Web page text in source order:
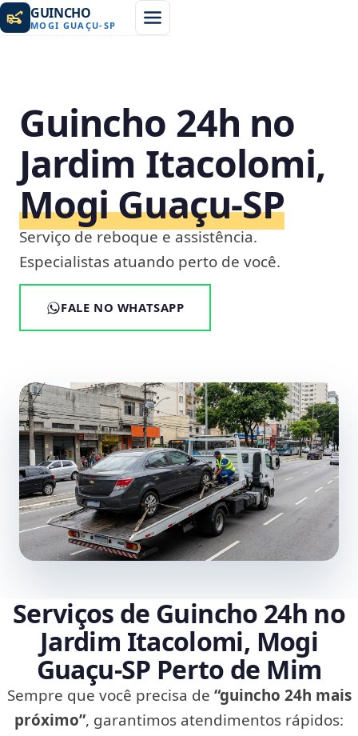
GUINCHO
MOGI GUAÇU-SP
Guincho 24h no
Jardim Itacolomi,
Mogi Guaçu‑SP
Serviço de reboque e assistência.
Especialistas atuando perto de você.
FALE NO WHATSAPP
Serviços de Guincho 24h no
Jardim Itacolomi, Mogi
Guaçu‑SP Perto de Mim
Sempre que você precisa de “guincho 24h mais
próximo”, garantimos atendimentos rápidos: